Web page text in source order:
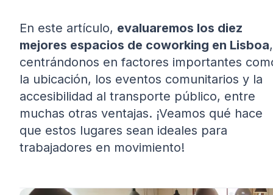
En este artículo, evaluaremos los diez
mejores espacios de coworking en Lisboa,
centrándonos en factores importantes
la ubicación, los eventos comunitarios y la
accesibilidad al transporte público, entre
muchas otras ventajas. ¡Veamos qué hace
que estos lugares sean ideales para
trabajadores en movimiento!